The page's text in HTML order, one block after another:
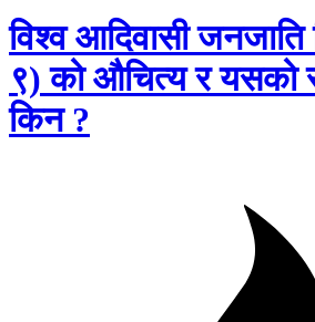
विश्व आदिवासी
९) को औचित्य र यसको
किन ?